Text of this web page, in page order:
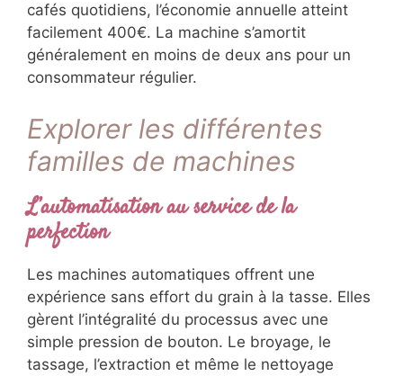
cafés quotidiens, l’économie annuelle atteint
facilement 400€. La machine s’amortit
généralement en moins de deux ans pour un
consommateur régulier.
Explorer les différentes
familles de machines
L’automatisation au service de la
perfection
Les machines automatiques offrent une
expérience sans effort du grain à la tasse. Elles
gèrent l’intégralité du processus avec une
simple pression de bouton. Le broyage, le
tassage, l’extraction et même le nettoyage